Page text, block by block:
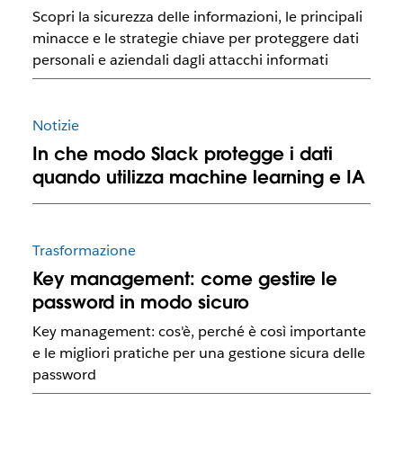
Scopri la sicurezza delle informazioni, le principali
minacce e le strategie chiave per proteggere dati
personali e aziendali dagli attacchi informati
Notizie
In che modo Slack protegge i dati
quando utilizza machine learning e IA
Trasformazione
Key management: come gestire le
password in modo sicuro
Key management: cos'è, perché è così importante
e le migliori pratiche per una gestione sicura delle
password